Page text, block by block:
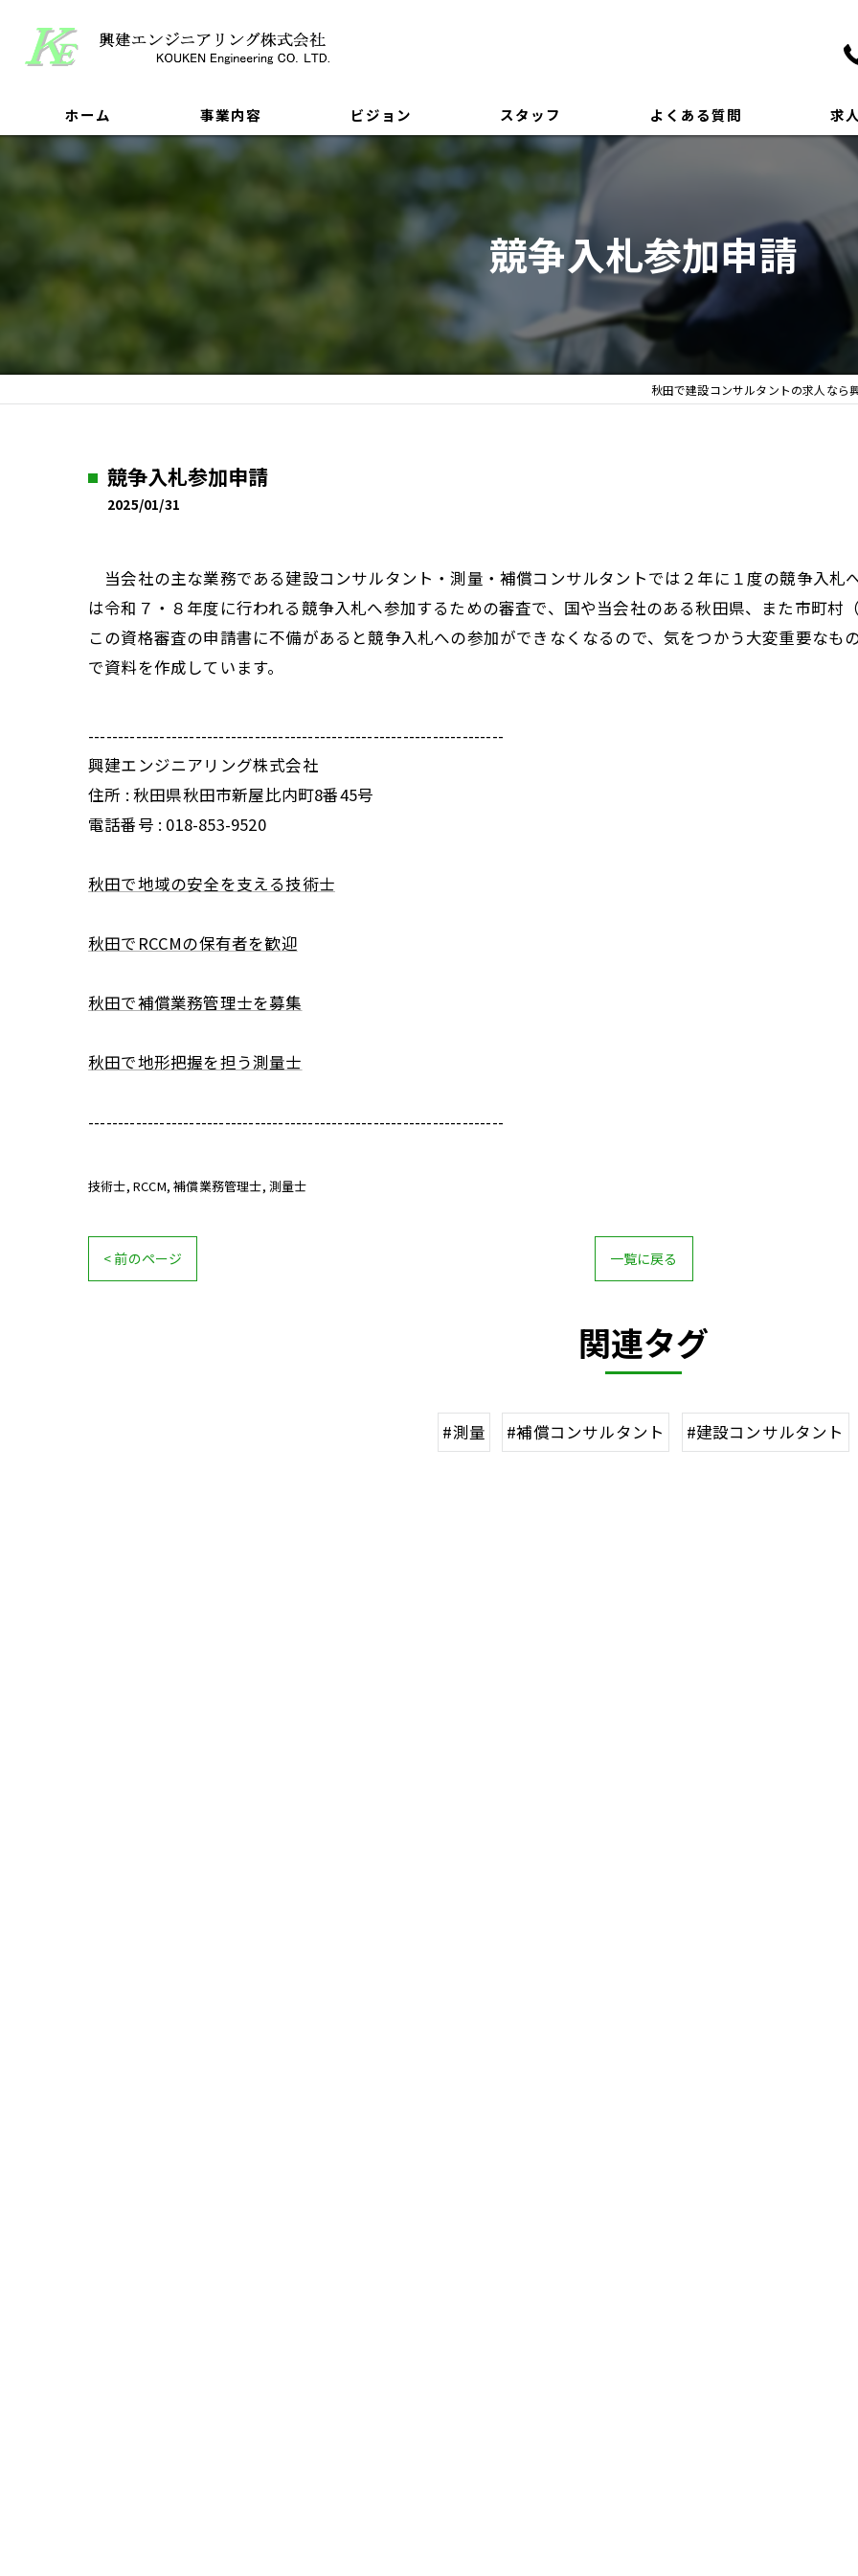
ホーム 事業内容 ビジョン スタッフ よくある質問 求
競争入札参加申請
秋田で建設コンサルタントの求人なら
競争入札参加申請
2025/01/31
当会社の主な業務である建設コンサルタント・測量・補償コンサルタントでは２年に１度の競争入札
は令和７・８年度に行われる競争入札へ参加するための審査で、国や当会社のある秋田県、また市町村
この資格審査の申請書に不備があると競争入札への参加ができなくなるので、気をつかう大変重要なも
で資料を作成しています。
----------------------------------------------------------------------
興建エンジニアリング株式会社
住所 : 秋田県秋田市新屋比内町8番45号
電話番号 : 018-853-9520
秋田で地域の安全を支える技術士
秋田でRCCMの保有者を歓迎
秋田で補償業務管理士を募集
秋田で地形把握を担う測量士
----------------------------------------------------------------------
技術士 RCCM 補償業務管理士 測量士
< 前のページ 一覧に戻る
関連タグ
#測量 #補償コンサルタント #建設コンサルタント